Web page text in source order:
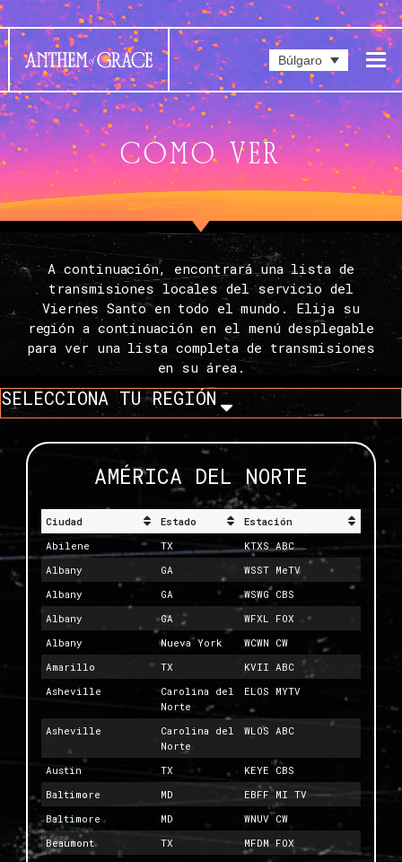
Búlgaro
CÓMO VER
A continuación, encontrará una lista de
transmisiones locales del servicio del
Viernes Santo en todo el mundo. Elija su
región a continuación en el menú desplegable
para ver una lista completa de transmisiones
en su área.
SELECCIONA TU REGIÓN
AMÉRICA DEL NORTE
Ciudad Estado
Estación
Abilene
TX
KTXS ABC
Albany
GA
WSST MeTV
Albany
GA
WSWG CBS
Albany
GA
WFXL FOX
Albany
Nueva York
WCWN CW
Amarillo
TX
KVII ABC
Asheville
Carolina del
Norte
ELOS MYTV
Asheville
Carolina del
Norte
WLOS ABC
Austin TX
KEYE CBS
Baltimore
MD
EBFF MI TV
Baltimore
MD
WNUV CW
Beaumont
TX
MFDM FOX